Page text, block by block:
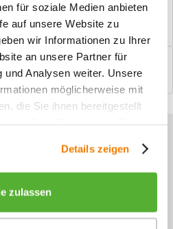
für soziale Medien anbieten
auf unsere Website zu
wir Informationen zu Ihrer
an unsere Partner für
und Analysen weiter. Unsere
möglicherweise mit
die Sie ihnen bereitgestellt
Details zeigen
zulassen
Bildschirm konfigurieren und
und diskutieren...mehr
zu unseren
Mo - Do, 09:00 - 16:00 Uhr
und Fr, 09:00 - 13:00 Uhr